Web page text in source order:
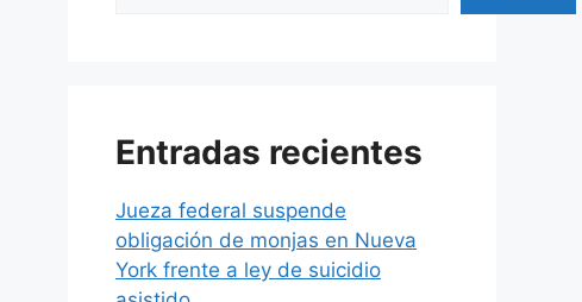
Entradas recientes
Jueza federal suspende
obligación de monjas en Nueva
York frente a ley de suicidio